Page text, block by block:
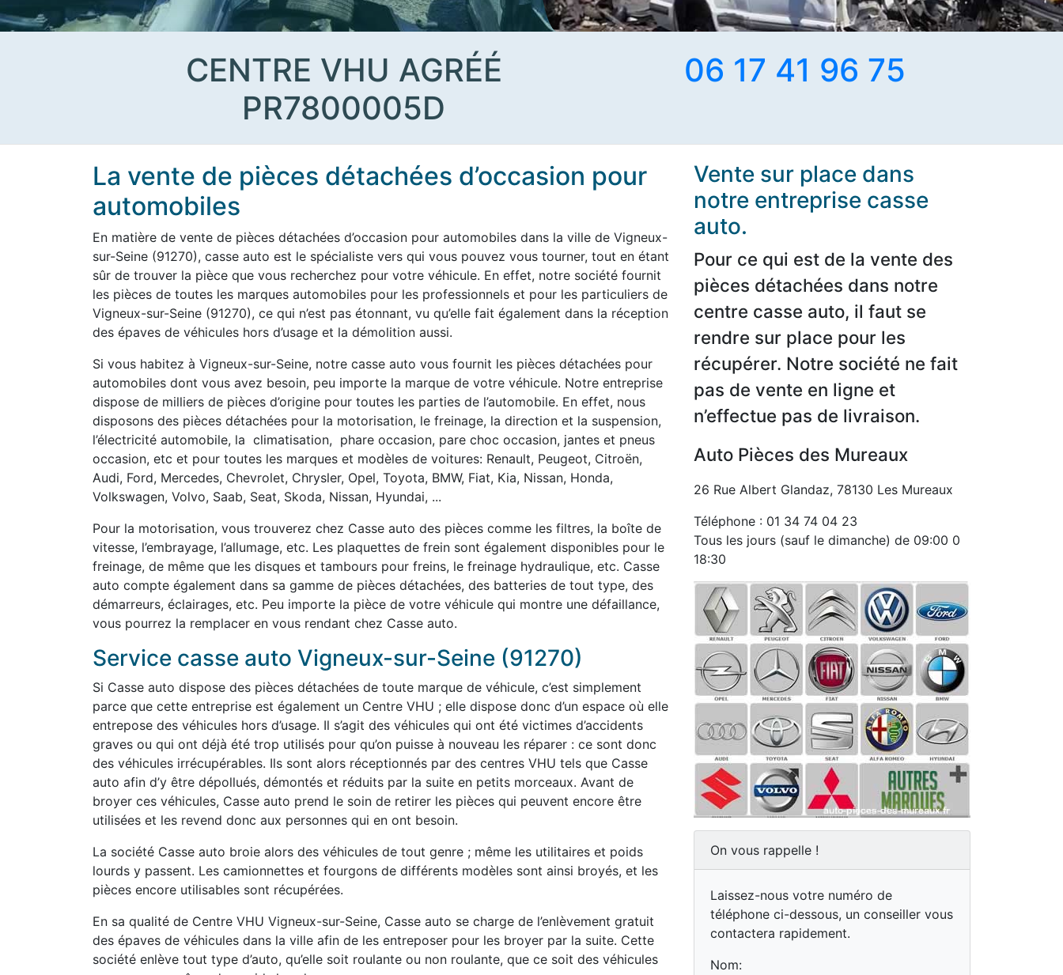
CENTRE VHU AGRÉÉ
PR7800005D
06 17 41 96 75
La vente de pièces détachées d’occasion pour
automobiles
En matière de vente de pièces détachées d’occasion pour automobiles dans la ville de Vigneux-
sur-Seine (91270), casse auto est le spécialiste vers qui vous pouvez vous tourner, tout en étant
sûr de trouver la pièce que vous recherchez pour votre véhicule. En effet, notre société fournit
les pièces de toutes les marques automobiles pour les professionnels et pour les particuliers de
Vigneux-sur-Seine (91270), ce qui n’est pas étonnant, vu qu’elle fait également dans la réception
des épaves de véhicules hors d’usage et la démolition aussi.
Si vous habitez à Vigneux-sur-Seine, notre casse auto vous fournit les pièces détachées pour
automobiles dont vous avez besoin, peu importe la marque de votre véhicule. Notre entreprise
dispose de milliers de pièces d’origine pour toutes les parties de l’automobile. En effet, nous
disposons des pièces détachées pour la motorisation, le freinage, la direction et la suspension,
l’électricité automobile, la climatisation, phare occasion, pare choc occasion, jantes et pneus
occasion, etc et pour toutes les marques et modèles de voitures: Renault, Peugeot, Citroën,
Audi, Ford, Mercedes, Chevrolet, Chrysler, Opel, Toyota, BMW, Fiat, Kia, Nissan, Honda,
Volkswagen, Volvo, Saab, Seat, Skoda, Nissan, Hyundai, ...
Pour la motorisation, vous trouverez chez Casse auto des pièces comme les filtres, la boîte de
vitesse, l’embrayage, l’allumage, etc. Les plaquettes de frein sont également disponibles pour le
freinage, de même que les disques et tambours pour freins, le freinage hydraulique, etc. Casse
auto compte également dans sa gamme de pièces détachées, des batteries de tout type, des
démarreurs, éclairages, etc. Peu importe la pièce de votre véhicule qui montre une défaillance,
vous pourrez la remplacer en vous rendant chez Casse auto.
Service casse auto Vigneux-sur-Seine (91270)
Si Casse auto dispose des pièces détachées de toute marque de véhicule, c’est simplement
parce que cette entreprise est également un Centre VHU ; elle dispose donc d’un espace où elle
entrepose des véhicules hors d’usage. Il s’agit des véhicules qui ont été victimes d’accidents
graves ou qui ont déjà été trop utilisés pour qu’on puisse à nouveau les réparer : ce sont donc
des véhicules irrécupérables. Ils sont alors réceptionnés par des centres VHU tels que Casse
auto afin d’y être dépollués, démontés et réduits par la suite en petits morceaux. Avant de
broyer ces véhicules, Casse auto prend le soin de retirer les pièces qui peuvent encore être
utilisées et les revend donc aux personnes qui en ont besoin.
La société Casse auto broie alors des véhicules de tout genre ; même les utilitaires et poids
lourds y passent. Les camionnettes et fourgons de différents modèles sont ainsi broyés, et les
pièces encore utilisables sont récupérées.
En sa qualité de Centre VHU Vigneux-sur-Seine, Casse auto se charge de l’enlèvement gratuit
des épaves de véhicules dans la ville afin de les entreposer pour les broyer par la suite. Cette
société enlève tout type d’auto, qu’elle soit roulante ou non roulante, que ce soit des véhicules
Vente sur place dans
notre entreprise casse
auto.
Pour ce qui est de la vente des
pièces détachées dans notre
centre casse auto, il faut se
rendre sur place pour les
récupérer. Notre société ne fait
pas de vente en ligne et
n’effectue pas de livraison.
Auto Pièces des Mureaux
26 Rue Albert Glandaz, 78130 Les Mureaux
Téléphone : 01 34 74 04 23
Tous les jours (sauf le dimanche) de 09:00 0
18:30
On vous rappelle !
Laissez-nous votre numéro de
téléphone ci-dessous, un conseiller vous
contactera rapidement.
Nom: